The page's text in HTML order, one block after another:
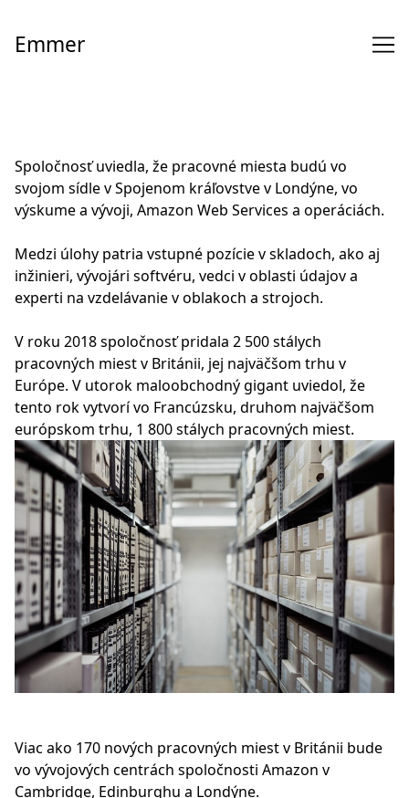
Content
Emmer
Spoločnosť uviedla, že pracovné miesta budú vo
svojom sídle v Spojenom kráľovstve v Londýne, vo
výskume a vývoji, Amazon Web Services a operáciách.
Medzi úlohy patria vstupné pozície v skladoch, ako aj
inžinieri, vývojári softvéru, vedci v oblasti údajov a
experti na vzdelávanie v oblakoch a strojoch.
V roku 2018 spoločnosť pridala 2 500 stálych
pracovných miest v Británii, jej najväčšom trhu v
Európe. V utorok maloobchodný gigant uviedol, že
tento rok vytvorí vo Francúzsku, druhom najväčšom
európskom trhu, 1 800 stálych pracovných miest.
Viac ako 170 nových pracovných miest v Británii bude
vo vývojových centrách spoločnosti Amazon v
Cambridge, Edinburghu a Londýne.